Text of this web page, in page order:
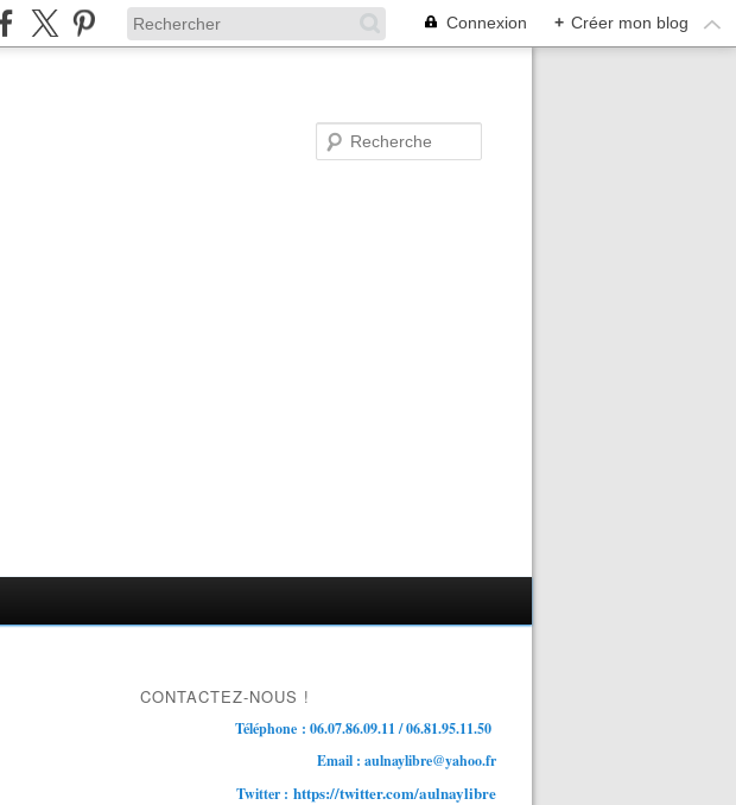
Connexion + Créer mon blog
CONTACTEZ-NOUS !
Téléphone : 06.07.86.09.11 / 06.81.95.11.50
Email : aulnaylibre@yahoo.fr
Twitter : https://twitter.com/aulnaylibre